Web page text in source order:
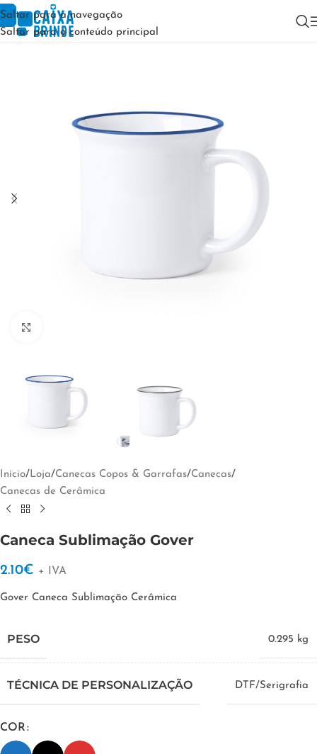
Saltar para a navegação
Saltar para o conteúdo principal
Início/Loja/Canecas Copos & Garrafas/Canecas/
Canecas de Cerâmica
Caneca Sublimação Gover
2.10€ + IVA
Gover Caneca Sublimação Cerâmica
PESO 0.295 kg
TÉCNICA DE PERSONALIZAÇÃO DTF/Serigrafia
COR